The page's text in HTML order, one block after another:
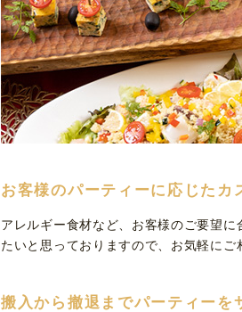
お客様のパーティーに応じたカ
アレルギー食材など、お客様のご要望
たいと思っておりますので、お気軽にご
搬入から撤退までパーティーを